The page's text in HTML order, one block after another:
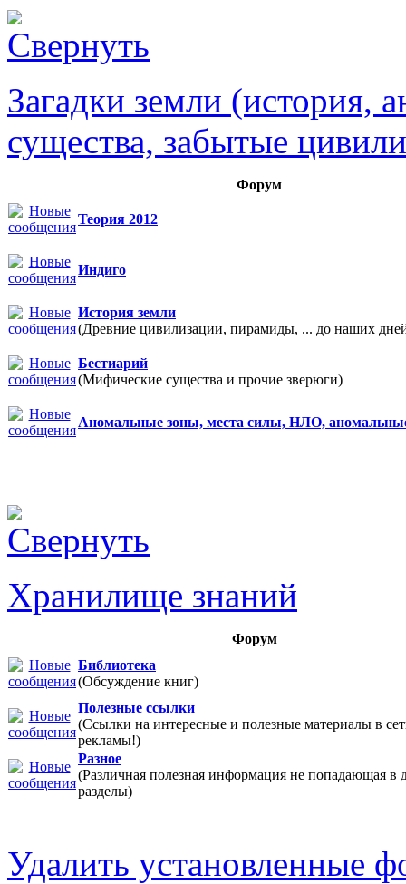
Загадки земли (история,
существа, забытые
Форум
Теория 2012
Индиго
История земли
(Древние цивилизации, пирамиды, ... до наших
Бестиарий
(Мифические существа и прочие зверюги)
Аномальные зоны, места силы, НЛО,
Хранилище знаний
Форум
Библиотека
(Обсуждение книг)
Полезные ссылки
(Ссылки на интересные и полезные материалы в
рекламы!)
Разное
(Различная полезная информация не попадающая в
разделы)
Удалить установленные